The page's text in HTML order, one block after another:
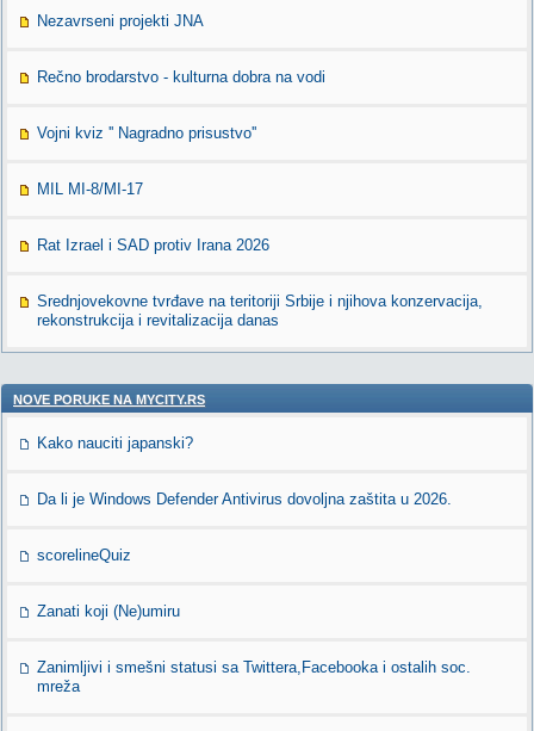
Nezavrseni projekti JNA
Rečno brodarstvo - kulturna dobra na vodi
Vojni kviz '' Nagradno prisustvo''
MIL MI-8/MI-17
Rat Izrael i SAD protiv Irana 2026
Srednjovekovne tvrđave na teritoriji Srbije i njihova konzervacija,
rekonstrukcija i revitalizacija danas
NOVE PORUKE NA MYCITY.RS
Kako nauciti japanski?
Da li je Windows Defender Antivirus dovoljna zaštita u 2026.
scorelineQuiz
Zanati koji (Ne)umiru
Zanimljivi i smešni statusi sa Twittera,Facebooka i ostalih soc.
mreža